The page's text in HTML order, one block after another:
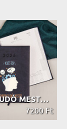
MINDENTUDÓ MESTER - HATÁRIDŐNAPLÓ
7200 Ft